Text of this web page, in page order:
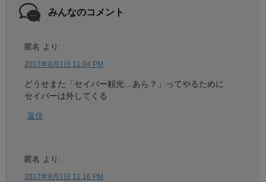
みんなのコメント
匿名 より:
2017年8月1日 11:04 PM
どうせまた「セイバー頼光…あら？」ってやるために
セイバーは外してくる
返信
匿名 より:
2017年8月1日 11:16 PM